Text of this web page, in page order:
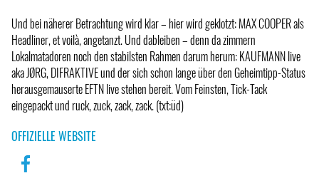
Und bei näherer Betrachtung wird klar – hier wird geklotzt: MAX COOPER als
Headliner, et voilà, angetanzt. Und dableiben – denn da zimmern
Lokalmatadoren noch den stabilsten Rahmen darum herum: KAUFMANN live
aka JØRG, DIFRAKTIVE und der sich schon lange über den Geheimtipp-Status
herausgemauserte EFTN live stehen bereit. Vom Feinsten, Tick-Tack
eingepackt und ruck, zuck, zack, zack. (txt:üd)
OFFIZIELLE WEBSITE